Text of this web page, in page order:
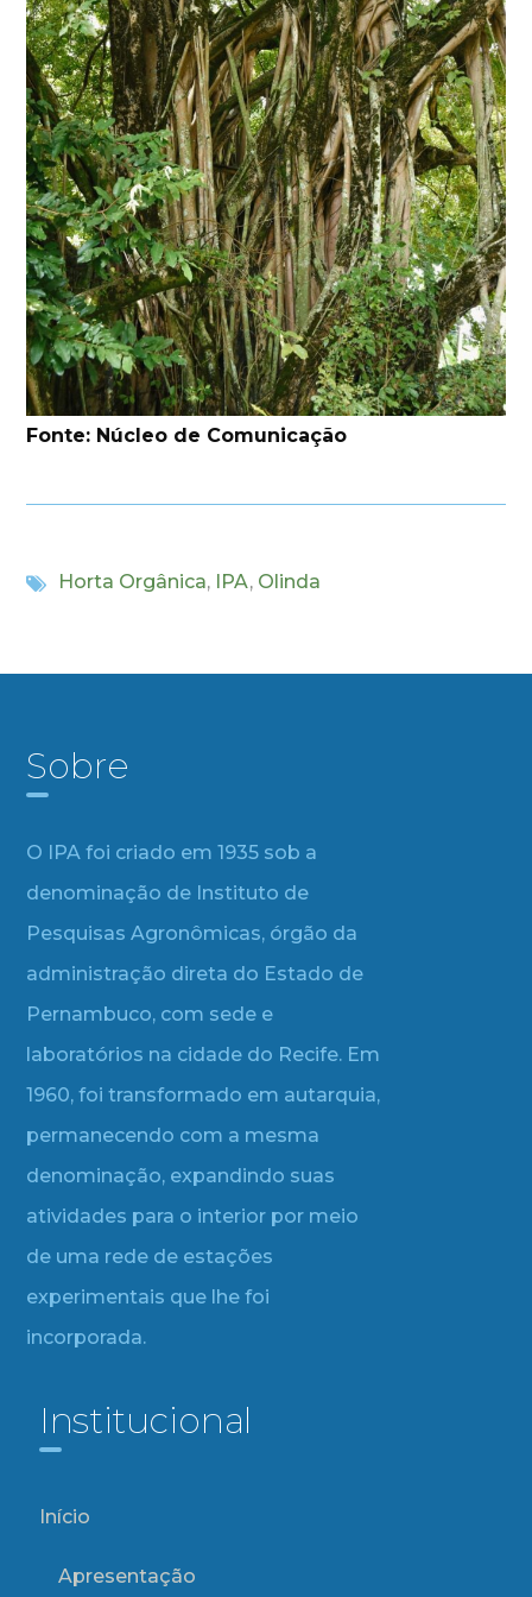
Fonte: Núcleo de Comunicação
Horta Orgânica, IPA, Olinda
Sobre
O IPA foi criado em 1935 sob a
denominação de Instituto de
Pesquisas Agronômicas, órgão da
administração direta do Estado de
Pernambuco, com sede e
laboratórios na cidade do Recife. Em
1960, foi transformado em autarquia,
permanecendo com a mesma
denominação, expandindo suas
atividades para o interior por meio
de uma rede de estações
experimentais que lhe foi
incorporada.
Institucional
Início
Apresentação